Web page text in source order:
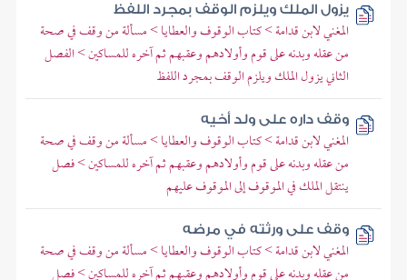
يزول الملك ويلزم الوقف بمجرد اللفظ
المغني لابن قدامة > كتاب الوقوف والعطايا > مسألة من وقف في صحة
من عقله وبدنه على قوم وأولادهم وعقبهم ثم آخره للمساكين > الفصل
الثاني يزول الملك ويلزم الوقف بمجرد اللفظ
وقف داره على ولد أخيه
المغني لابن قدامة > كتاب الوقوف والعطايا > مسألة من وقف في صحة
من عقله وبدنه على قوم وأولادهم وعقبهم ثم آخره للمساكين > فصل
ينتقل الملك في الموقوف إلى الموقوف عليهم
وقف على ورثته في مرضه
المغني لابن قدامة > كتاب الوقوف والعطايا > مسألة من وقف في صحة
من عقله وبدنه على قوم وأولادهم وعقبهم ثم آخره للمساكين > فصل